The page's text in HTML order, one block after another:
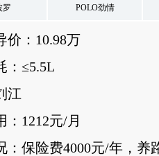
罗 POLO劲情
：10.98万
≤5.5L
江
1212元/月
险费4000元/年，养